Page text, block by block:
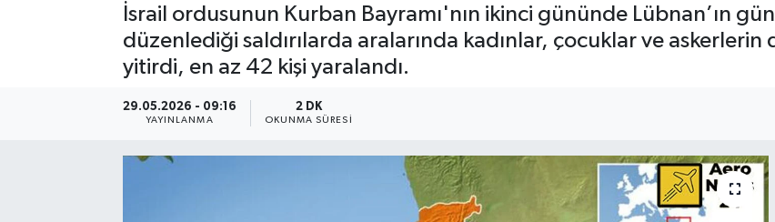
İsrail ordusunun Kurban Bayramı'nın ikinci gününde Lübnan’ın
düzenlediği saldırılarda aralarında kadınlar, çocuklar ve askerlerin
yitirdi, en az 42 kişi yaralandı.
29.05.2026 - 09:16
YAYINLANMA
2 DK
OKUNMA SÜRESI